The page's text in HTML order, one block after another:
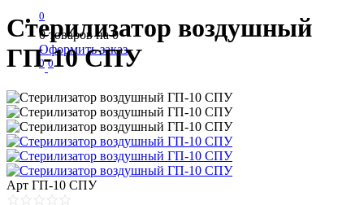
0
0 товаров на0
Оформить заказ
0 0
Стерилизатор воздушный
ГП-10 СПУ
Арт ГП-10 СПУ